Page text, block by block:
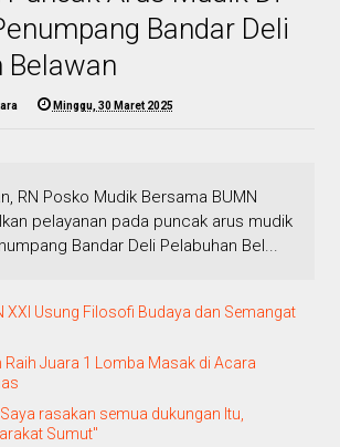
Bandar Deli
Belawan
Minggu, 30 Maret 2025
RN Posko Mudik Bersama BUMN
pelayanan pada puncak arus mudik
Bandar Deli Pelabuhan Bel...
XXI Usung Filosofi Budaya dan Semangat
Raih Juara 1 Lomba Masak di Acara
rasakan semua dukungan Itu,
Sumut"